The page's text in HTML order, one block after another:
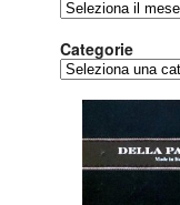
archivi
Categorie
Categorie